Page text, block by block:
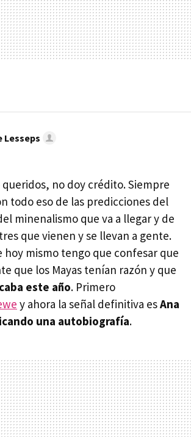
Lesseps
no doy crédito. Siempre
todo eso de las predicciones del
minenalismo que va a llegar y de
que vienen y se llevan a gente.
hoy mismo tengo que confesar que
que los Mayas tenían razón y que
este año. Primero
y ahora la señal definitiva esAna
una autobiografía.